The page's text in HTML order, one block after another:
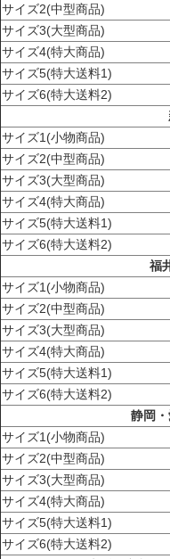
サイズ2(中型商品)
サイズ3(大型商品)
サイズ4(特大商品)
サイズ5(特大送料1)
サイズ6(特大送料2)
サイズ1(小物商品)
サイズ2(中型商品)
サイズ3(大型商品)
サイズ4(特大商品)
サイズ5(特大送料1)
サイズ6(特大送料2)
福
サイズ1(小物商品)
サイズ2(中型商品)
サイズ3(大型商品)
サイズ4(特大商品)
サイズ5(特大送料1)
サイズ6(特大送料2)
静岡
サイズ1(小物商品)
サイズ2(中型商品)
サイズ3(大型商品)
サイズ4(特大商品)
サイズ5(特大送料1)
サイズ6(特大送料2)